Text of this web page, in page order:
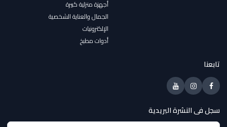
أجهزة منزلية كبيرة
الجمال والعناية الشخصية
الإلكترونيات
أدوات مطبخ
تابعنا
سجل فى النشرة البريدية